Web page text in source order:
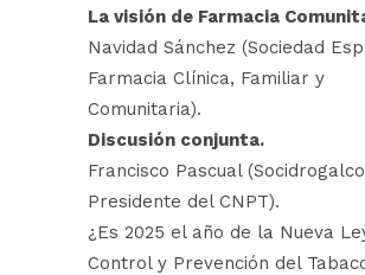
La visión de Farmacia
Navidad Sánchez (Sociedad
Farmacia Clínica, Familiar y
Comunitaria).
Discusión conjunta.
Francisco Pascual
Presidente del CNPT).
¿Es 2025 el año de la Nueva
Control y Prevención del